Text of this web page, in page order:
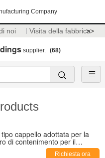
Company
noi Visita della fabbrica>>
supplier. (68)
cappello adottata per la
di contenimento per il
di massa (MRT)Richiesta ora